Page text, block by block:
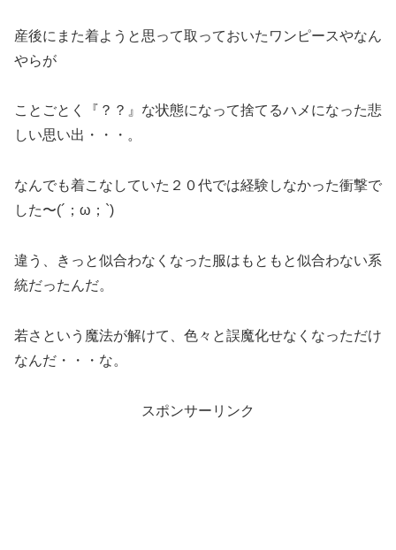
産後にまた着ようと思って取っておいたワンピースやなん
やらが
ことごとく『？？』な状態になって捨てるハメになった悲
しい思い出・・・。
なんでも着こなしていた２０代では経験しなかった衝撃で
した〜(´；ω；`)
違う、きっと似合わなくなった服はもともと似合わない系
統だったんだ。
若さという魔法が解けて、色々と誤魔化せなくなっただけ
なんだ・・・な。
スポンサーリンク